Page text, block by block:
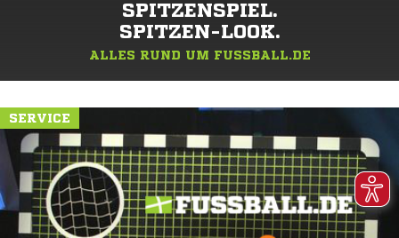
SPITZENSPIEL.
SPITZEN-LOOK.
ALLES RUND UM FUSSBALL.DE
SERVICE